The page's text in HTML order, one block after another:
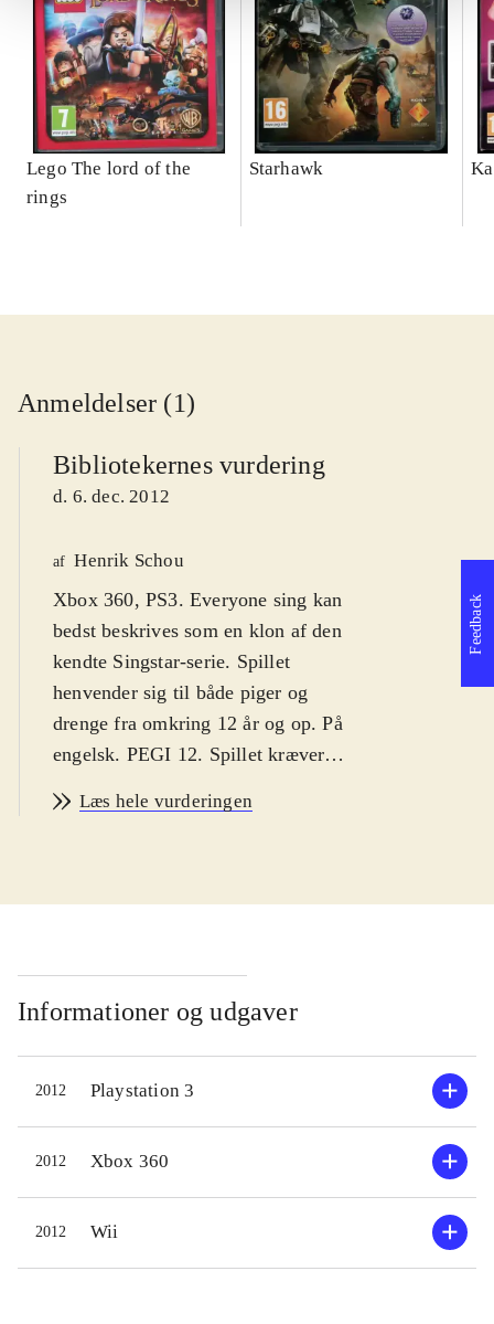
Lego The lord of the
rings
Starhawk
Anmeldelser (1)
Bibliotekernes vurdering
d. 6. dec. 2012
af Henrik Schou
Xbox 360, PS3. Everyone sing kan
bedst beskrives som en klon af den
kendte Singstar-serie. Spillet
henvender sig til både piger og
drenge fra omkring 12 år og op. På
engelsk. PEGI 12. Spillet kræver
Everyone sing låner stort set hele sit
nødvendigvis negativt, for Singstar er
spil. I spillet synger hver spiller i en
mikrofon og spillet registrerer hvor
godt deres toneleje matcher sangen
på skærmen. Rammer de tonen og
lejet præcist får de point - det er
rørende simpelt, så alle kan være
med. Der er 35 sange at vælge
Læs hele vurderingen
Informationer og udgaver
2012 Playstation 3
2012 Xbox 360
2012 Wii
Feedback